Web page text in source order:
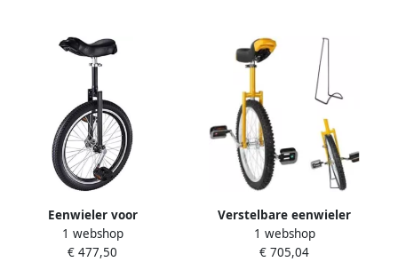
Eenwieler voor
Volwassenen Single Wheel
Bike Stadsvervoer Sterke
1 webshop
€ 477,50
Verstelbare eenwieler
Balansfiets Balans training
Sterk stalen frame
1 webshop
€ 705,04